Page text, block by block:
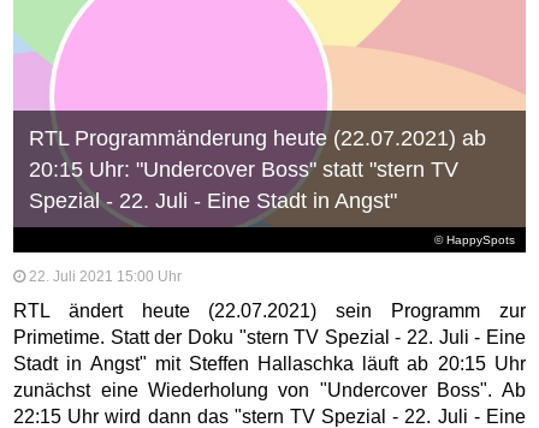
© HappySpots
RTL Programmänderung heute (22.07.2021) ab
20:15 Uhr: "Undercover Boss" statt "stern TV
Spezial - 22. Juli - Eine Stadt in Angst"
22. Juli 2021 15:00 Uhr
RTL ändert heute (22.07.2021) sein Programm zur
Primetime. Statt der Doku "stern TV Spezial - 22. Juli - Eine
Stadt in Angst" mit Steffen Hallaschka läuft ab 20:15 Uhr
zunächst eine Wiederholung von "Undercover Boss". Ab
22:15 Uhr wird dann das "stern TV Spezial - 22. Juli - Eine